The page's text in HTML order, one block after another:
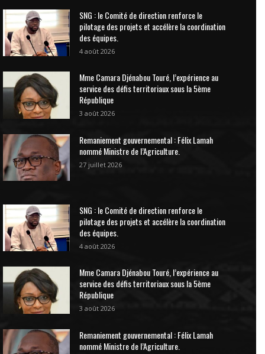
SNG : le Comité de direction renforce le
pilotage des projets et accélère la coordination
des équipes.
4 août 2026
Mme Camara Djénabou Touré, l’expérience au
service des défis territoriaux sous la 5ème
République
3 août 2026
Remaniement gouvernemental : Félix Lamah
nommé Ministre de l’Agriculture.
27 juillet 2026
SNG : le Comité de direction renforce le
pilotage des projets et accélère la coordination
des équipes.
4 août 2026
Mme Camara Djénabou Touré, l’expérience au
service des défis territoriaux sous la 5ème
République
3 août 2026
Remaniement gouvernemental : Félix Lamah
nommé Ministre de l’Agriculture.